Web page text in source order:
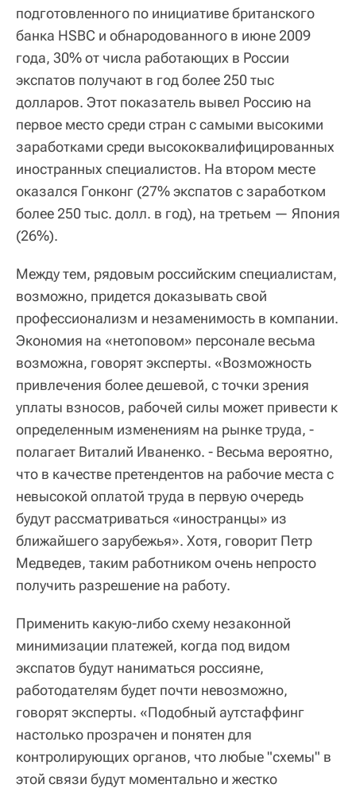
подготовленного по инициативе британского
банка HSBC и обнародованного в июне 2009
года, 30% от числа работающих в России
экспатов получают в год более 250 тыс
долларов. Этот показатель вывел Россию на
первое место среди стран с самыми высокими
заработками среди высококвалифицированных
иностранных специалистов. На втором месте
оказался Гонконг (27% экспатов с заработком
более 250 тыс. долл. в год), на третьем — Япония
(26%).
Между тем, рядовым российским специалистам,
возможно, придется доказывать свой
профессионализм и незаменимость в компании.
Экономия на «нетоповом» персонале весьма
возможна, говорят эксперты. «Возможность
привлечения более дешевой, с точки зрения
уплаты взносов, рабочей силы может привести к
определенным изменениям на рынке труда, -
полагает Виталий Иваненко. - Весьма вероятно,
что в качестве претендентов на рабочие места с
невысокой оплатой труда в первую очередь
будут рассматриваться «иностранцы» из
ближайшего зарубежья». Хотя, говорит Петр
Медведев, таким работником очень непросто
получить разрешение на работу.
Применить какую-либо схему незаконной
минимизации платежей, когда под видом
экспатов будут наниматься россияне,
работодателям будет почти невозможно,
говорят эксперты. «Подобный аутстаффинг
настолько прозрачен и понятен для
контролирующих органов, что любые "схемы" в
этой связи будут моментально и жестко